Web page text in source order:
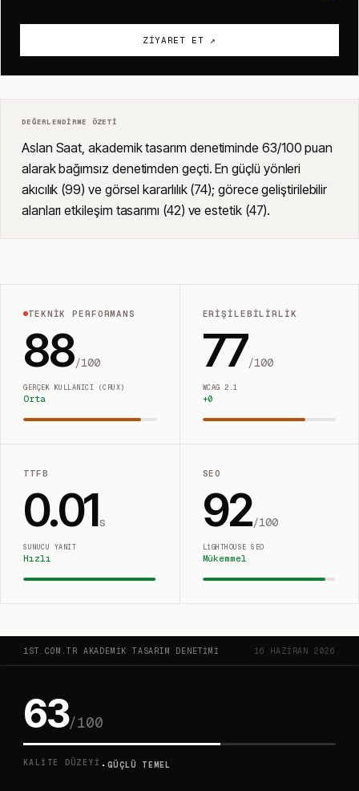
ZIYARET ET ↗
DEĞERLENDIRME ÖZETI
Aslan Saat, akademik tasarım denetiminde 63/100 puan
alarak bağımsız denetimden geçti. En güçlü yönleri
akıcılık (99) ve görsel kararlılık (74); görece geliştirilebilir
alanları etkileşim tasarımı (42) ve estetik (47).
TEKNIK PERFORMANS
88/100
GERÇEK KULLANICI (CRUX)
Orta
ERIŞILEBILIRLIK
77/100
WCAG 2.1
+0
TTFB
0.01s
SUNUCU YANIT
Hızlı
SEO
92/100
LIGHTHOUSE SEO
Mükemmel
1ST.COM.TR AKADEMIK TASARIM DENETIMI 16 HAZIRAN 2026
63/100
KALITE DÜZEYI ·GÜÇLÜ TEMEL